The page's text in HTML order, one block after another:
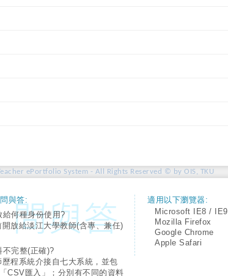
ePortfolio System - All Rights Reserved © by OIS, TKU
與答:
給何種身份使用?
放給淡江大學教師(含專、兼任)
不完整(正確)?
程系統介接自七大系統，並包
CSV匯入」；分別有不同的資料
適用以下瀏覽器:
Microsoft IE8 / IE9
Mozilla Firefox
Google Chrome
Apple Safari